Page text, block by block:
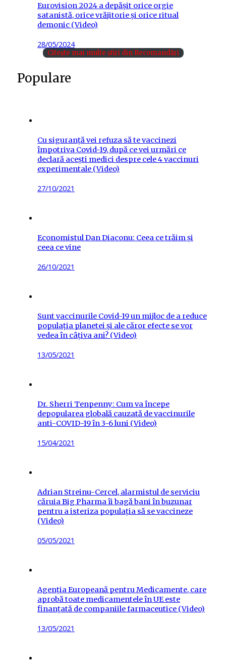
Eurovision 2024 a depășit orice orgie
satanistă, orice vrăjitorie și orice ritual
demonic (Video)
Posted
on
28/05/2024
Citește mai multe știri din Recomandări
Populare
Cu siguranță vei refuza să te vaccinezi
împotriva Covid-19, după ce vei urmări ce
declară acești medici despre cele 4 vaccinuri
experimentale (Video)
Posted
27/10/2021
Economistul Dan Diaconu: Ceea ce trăim și
ceea ce vine
Posted
26/10/2021
Sunt vaccinurile Covid-19 un mijloc de a reduce
populația planetei și ale căror efecte se vor
vedea în câțiva ani? (Video)
Posted
13/05/2021
Dr. Sherri Tenpenny: Cum va începe
depopularea globală cauzată de vaccinurile
anti-COVID-19 în 3-6 luni (Video)
Posted
15/04/2021
Adrian Streinu-Cercel, alarmistul de serviciu
căruia Big Pharma îi bagă bani în buzunar
pentru a isteriza populația să se vaccineze
(Video)
Posted
05/05/2021
Agenția Europeană pentru Medicamente, care
aprobă toate medicamentele în UE este
finanțată de companiile farmaceutice (Video)
Posted
13/05/2021